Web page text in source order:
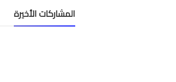
المشاركات الأخيرة